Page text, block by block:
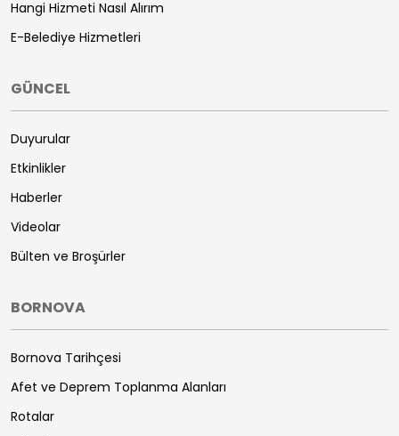
Hangi Hizmeti Nasıl Alırım
E-Belediye Hizmetleri
GÜNCEL
Duyurular
Etkinlikler
Haberler
Videolar
Bülten ve Broşürler
BORNOVA
Bornova Tarihçesi
Afet ve Deprem Toplanma Alanları
Rotalar